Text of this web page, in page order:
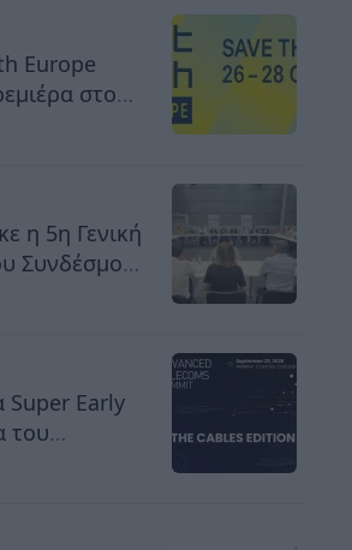
Ευρώπη
Europe
στο
26 έως 28
η 5η Γενική
Συνδέσμου
Super Early
του